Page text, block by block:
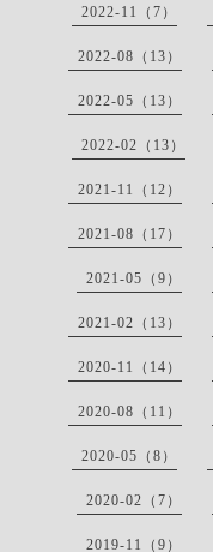
2022-11（7）
2022-08（13）
2022-05（13）
2022-02（13）
2021-11（12）
2021-08（17）
2021-05（9）
2021-02（13）
2020-11（14）
2020-08（11）
2020-05（8）
2020-02（7）
2019-11（9）